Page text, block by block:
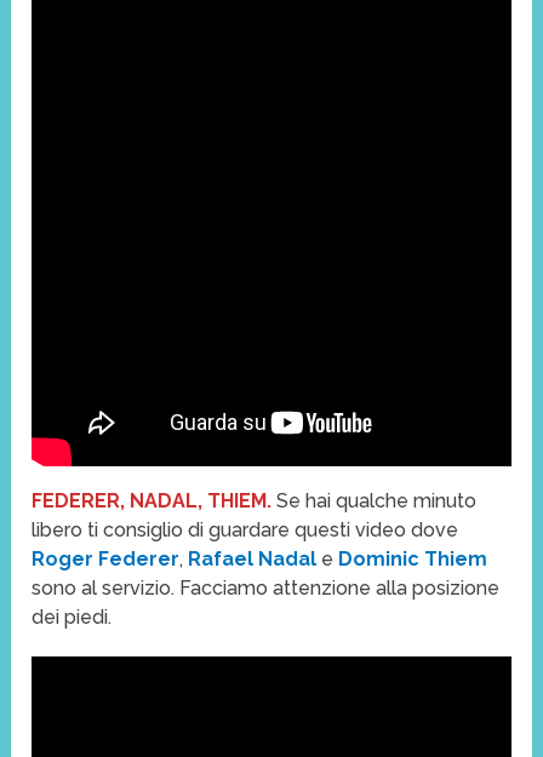
FEDERER, NADAL, THIEM. Se hai qualche minuto
libero ti consiglio di guardare questi video dove
Roger Federer, Rafael Nadal e Dominic Thiem
sono al servizio. Facciamo attenzione alla posizione
dei piedi.